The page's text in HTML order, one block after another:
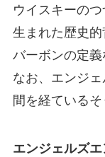
ウイスキーの
生まれた歴史
バーボンの定義
なお、エンジ
間を経ているそ
エンジェルズ